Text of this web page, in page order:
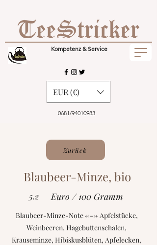
Kompetenz & Service
0681/94010983
EUR (€)
Zurück
Blaubeer-Minze, bio
5.2 Euro / 100 Gramm
Blaubeer-Minze-Note <---> Apfelstücke,
Weinbeeren, Hagebuttenschalen,
Krauseminze, Hibiskusblüten, Apfelecken,